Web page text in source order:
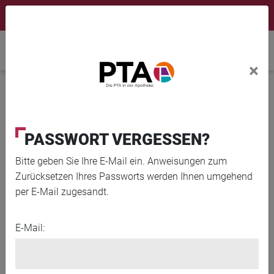
×
PASSWORT VERGESSEN?
Bitte geben Sie Ihre E-Mail ein. Anweisungen zum
Zurücksetzen Ihres Passworts werden Ihnen umgehend
per E-Mail zugesandt.
E-Mail:
×